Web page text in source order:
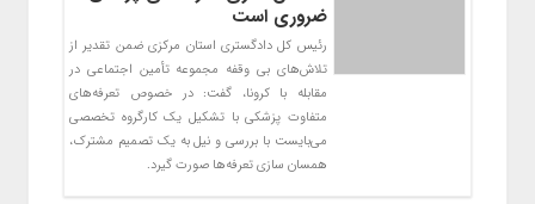
ضروری است
رئیس کل دادگستری استان مرکزی ضمن تقدیر از
تلاش‌های بی وقفه مجموعه تأمین اجتماعی در
مقابله با کرونا، گفت: در خصوص تعرفه‌های
متفاوت پزشکی با تشکیل یک کارگروه تخصصی
می‌بایست با بررسی و نیل به یک تصمیم مشترک،
همسان سازی تعرفه‌ها صورت گیرد.